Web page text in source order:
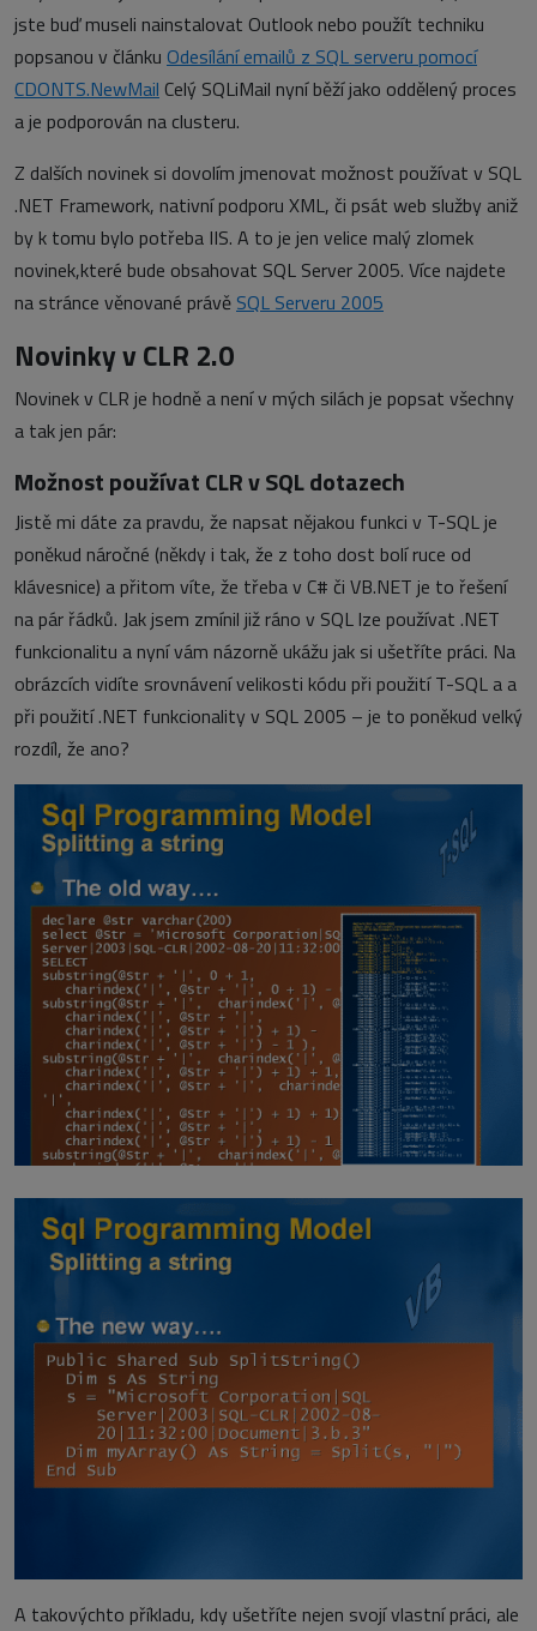
jste buď museli nainstalovat Outlook nebo použít techniku
popsanou v článku Odesílání emailů z SQL serveru pomocí
CDONTS.NewMail Celý SQLiMail nyní běží jako oddělený proces
a je podporován na clusteru.
Z dalších novinek si dovolím jmenovat možnost používat v SQL
.NET Framework, nativní podporu XML, či psát web služby aniž
by k tomu bylo potřeba IIS. A to je jen velice malý zlomek
novinek,které bude obsahovat SQL Server 2005. Více najdete
na stránce věnované právě SQL Serveru 2005
Novinky v CLR 2.0
Novinek v CLR je hodně a není v mých silách je popsat všechny
a tak jen pár:
Možnost používat CLR v SQL dotazech
Jistě mi dáte za pravdu, že napsat nějakou funkci v T-SQL je
poněkud náročné (někdy i tak, že z toho dost bolí ruce od
klávesnice) a přitom víte, že třeba v C# či VB.NET je to řešení
na pár řádků. Jak jsem zmínil již ráno v SQL lze používat .NET
funkcionalitu a nyní vám názorně ukážu jak si ušetříte práci. Na
obrázcích vidíte srovnávení velikosti kódu při použití T-SQL a a
při použití .NET funkcionality v SQL 2005 – je to poněkud velký
rozdíl, že ano?
A takovýchto příkladu, kdy ušetříte nejen svojí vlastní práci, ale